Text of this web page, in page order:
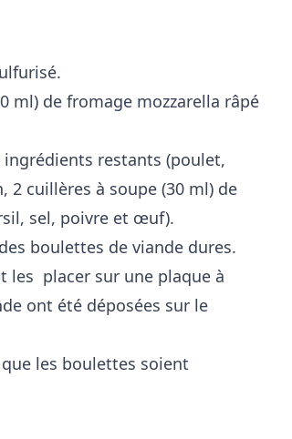
ml) de fromage mozzarella râpé
restants (poulet,
2 cuillères à soupe (30 ml) de
sel, poivre et œuf).
boulettes de viande dures.
les placer sur une plaque à
ont été déposées sur le
les boulettes soient